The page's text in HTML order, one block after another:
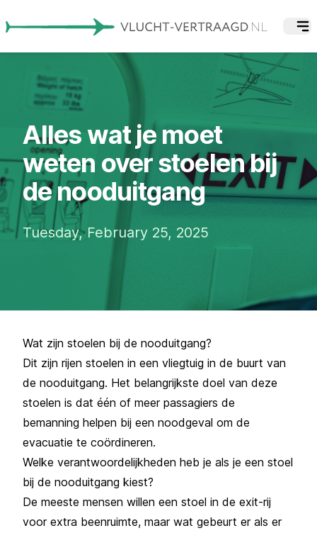
Alles wat je moet
weten over stoelen bij
de nooduitgang
Tuesday, February 25, 2025
Wat zijn stoelen bij de nooduitgang?
Dit zijn rijen stoelen in een vliegtuig in de buurt van
de nooduitgang. Het belangrijkste doel van deze
stoelen is dat één of meer passagiers de
bemanning helpen bij een noodgeval om de
evacuatie te coördineren.
Welke verantwoordelijkheden heb je als je een stoel
bij de nooduitgang kiest?
De meeste mensen willen een stoel in de exit-rij
voor extra beenruimte, maar wat gebeurt er als er